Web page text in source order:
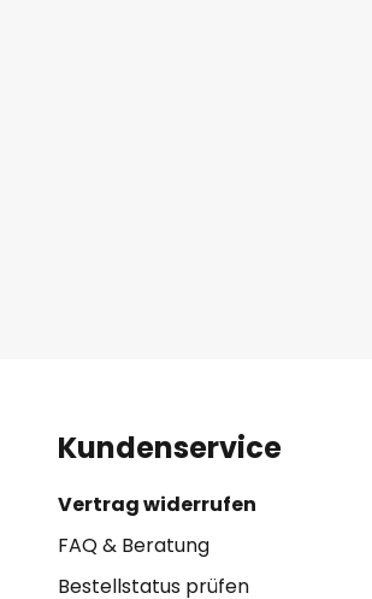
Kundenservice
Vertrag widerrufen
FAQ & Beratung
Bestellstatus prüfen